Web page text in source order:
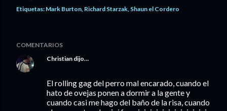
Etiquetas: Mark Burton Richard Starzak Shaun el Cordero
COMENTARIOS
Christian dijo…
El rolling gag del perro mal encarado, cuando el
hato de ovejas ponen a dormir a la gente y
cuando casi me hago del baño de la risa, cuando